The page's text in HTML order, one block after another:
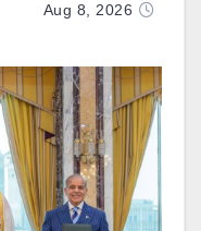
Aug 8, 2026